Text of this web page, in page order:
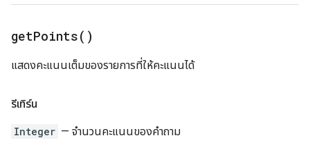
getPoints( )
แสดงคะแนนเต็มของรายการที่ให้คะแนนได้
รีเทิร์น
Integer — จำนวนคะแนนของคำถาม